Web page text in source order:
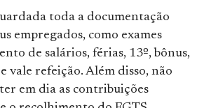
toda a documentação
empregados, como exames
de salários, férias, 13º, bônus,
vale refeição. Além disso, não
em dia as contribuições